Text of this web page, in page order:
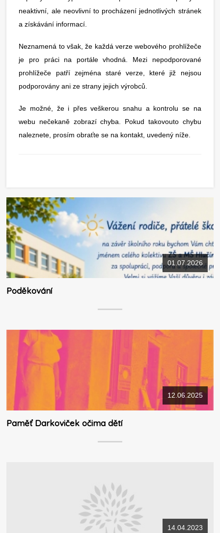
neaktivní, ale neovlivní to procházení jednotlivých stránek
a získávání informací.
Neznamená to však, že každá verze webového prohlížeče
je pro práci na portále vhodná. Mezi nepodporované
prohlížeče patří zejména staré verze, které již nejsou
podporovány ani ze strany jejich výrobců.
Je možné, že i přes veškerou snahu a kontrolu se na
webu nečekaně zobrazí chyba. Pokud takovouto chybu
naleznete, prosím obraťte se na kontakt, uvedený níže.
01.07.2026
Poděkování
12.06.2025
Paměť Darkoviček očima dětí
14.04.2023